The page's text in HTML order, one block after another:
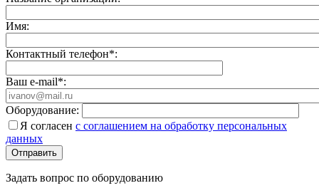
Имя:
Контактный телефон*:
Ваш e-mail*:
Оборудование:
Я согласен с соглашением на обработку персональных
данных
Задать вопрос по оборудованию